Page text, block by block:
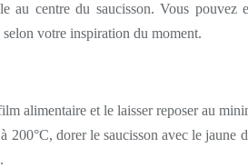
au centre du saucisson. Vous pouvez
selon votre inspiration du moment.
alimentaire et le laisser reposer au
200°C, dorer le saucisson avec le